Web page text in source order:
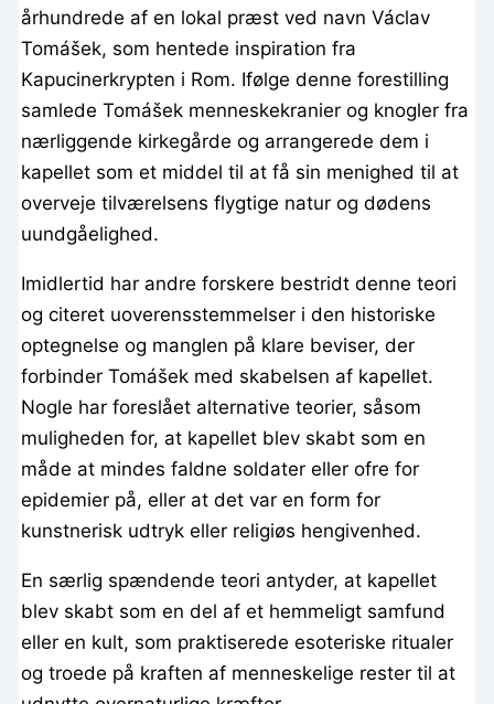
århundrede af en lokal præst ved navn Václav
Tomášek, som hentede inspiration fra
Kapucinerkrypten i Rom. Ifølge denne forestilling
samlede Tomášek menneskekranier og knogler fra
nærliggende kirkegårde og arrangerede dem i
kapellet som et middel til at få sin menighed til at
overveje tilværelsens flygtige natur og dødens
uundgåelighed.
Imidlertid har andre forskere bestridt denne teori
og citeret uoverensstemmelser i den historiske
optegnelse og manglen på klare beviser, der
forbinder Tomášek med skabelsen af kapellet.
Nogle har foreslået alternative teorier, såsom
muligheden for, at kapellet blev skabt som en
måde at mindes faldne soldater eller ofre for
epidemier på, eller at det var en form for
kunstnerisk udtryk eller religiøs hengivenhed.
En særlig spændende teori antyder, at kapellet
blev skabt som en del af et hemmeligt samfund
eller en kult, som praktiserede esoteriske ritualer
og troede på kraften af menneskelige rester til at